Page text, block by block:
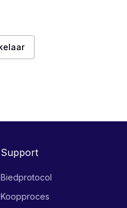
Support
Biedprotocol
Koopproces